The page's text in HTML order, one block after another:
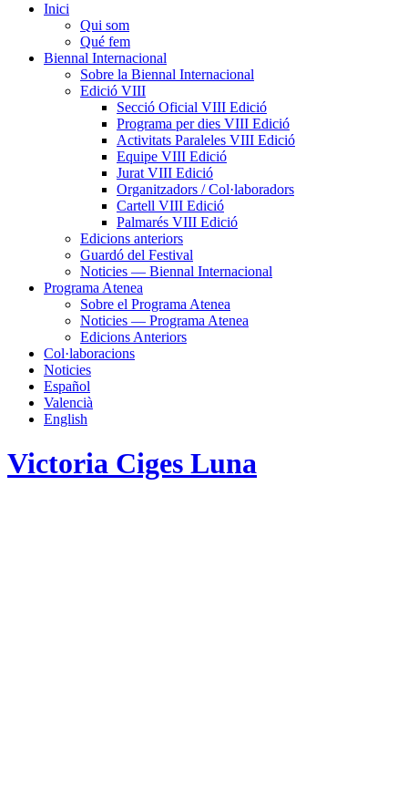
Inici
Qui som
Qué fem
Biennal Internacional
Sobre la Biennal Internacional
Edició VIII
Secció Oficial VIII Edició
Programa per dies VIII Edició
Activitats Paraleles VIII Edició
Equipe VIII Edició
Jurat VIII Edició
Organitzadors / Col·laboradors
Cartell VIII Edició
Palmarés VIII Edició
Edicions anteriors
Guardó del Festival
Noticies — Biennal Internacional
Programa Atenea
Sobre el Programa Atenea
Noticies — Programa Atenea
Edicions Anteriors
Col·laboracions
Noticies
Español
Valencià
English
Victoria Ciges Luna